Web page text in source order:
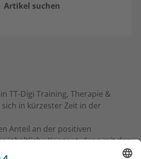
Artikel suchen
TT-Digi Training, Therapie &
in kürzester Zeit in der
Anteil an der positiven
inhaltliche Konzept, denn mit der
an Studio-Inhaber, Trainer &